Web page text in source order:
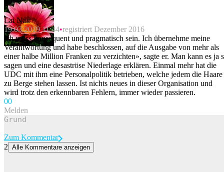
Lai Nair
19.03.2019 11:44 registriert Dezember 2016
ich muss konsequent und pragmatisch sein. Ich übernehme meine
Verantwortung und habe beschlossen, auf die Ausgabe von mehr als
einer halbe Million Franken zu verzichten», sagte er. Man kann es ja
sagen und eine desaströse Niederlage erklären. Einmal mehr hat die
UDC mit ihm eine Personalpolitik betrieben, welche jedem die Haare
zu Berge stehen lassen. Ist nichts neues in dieser Organisation und
wird trotz den erkennbaren Fehlern, immer wieder passieren.
00
Melden
Zum Kommentar
2 Alle Kommentare anzeigen